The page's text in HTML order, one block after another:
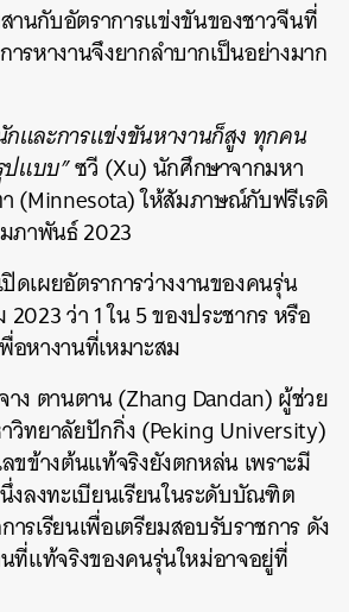
านกับอัตราการแข่งขันของชาวจีนที่
รหางานจึงยากลำบากเป็นอย่างมาก
กและการแข่งขันหางานก็สูง ทุกคน
ปแบบ”ซวี (Xu) นักศึกษาจากมหา
(Minnesota) ให้สัมภาษณ์กับฟรีเรดิ
ภาพันธ์ 2023
ดเผยอัตราการว่างงานของคนรุ่น
ว่า 1 ใน 5 ของประชากร หรือ
อหางานที่เหมาะสม
าง ตานตาน (Zhang Dandan) ผู้ช่วย
วิทยาลัยปักกิ่ง (Peking University)
ขข้างต้นแท้จริงยังตกหล่น เพราะมี
ลงทะเบียนเรียนในระดับบัณฑิต
รเรียนเพื่อเตรียมสอบรับราชการ ดัง
ที่แท้จริงของคนรุ่นใหม่อาจอยู่ที่